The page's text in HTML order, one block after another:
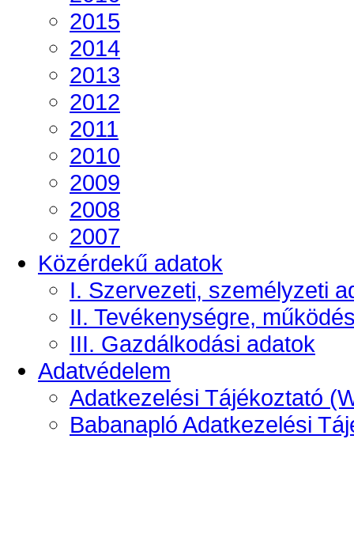
2015
2014
2013
2012
2011
2010
2009
2008
2007
Közérdekű adatok
I. Szervezeti, személyzeti
II. Tevékenységre,
III. Gazdálkodási adatok
Adatvédelem
Adatkezelési Tájékoztató
Babanapló Adatkezelési